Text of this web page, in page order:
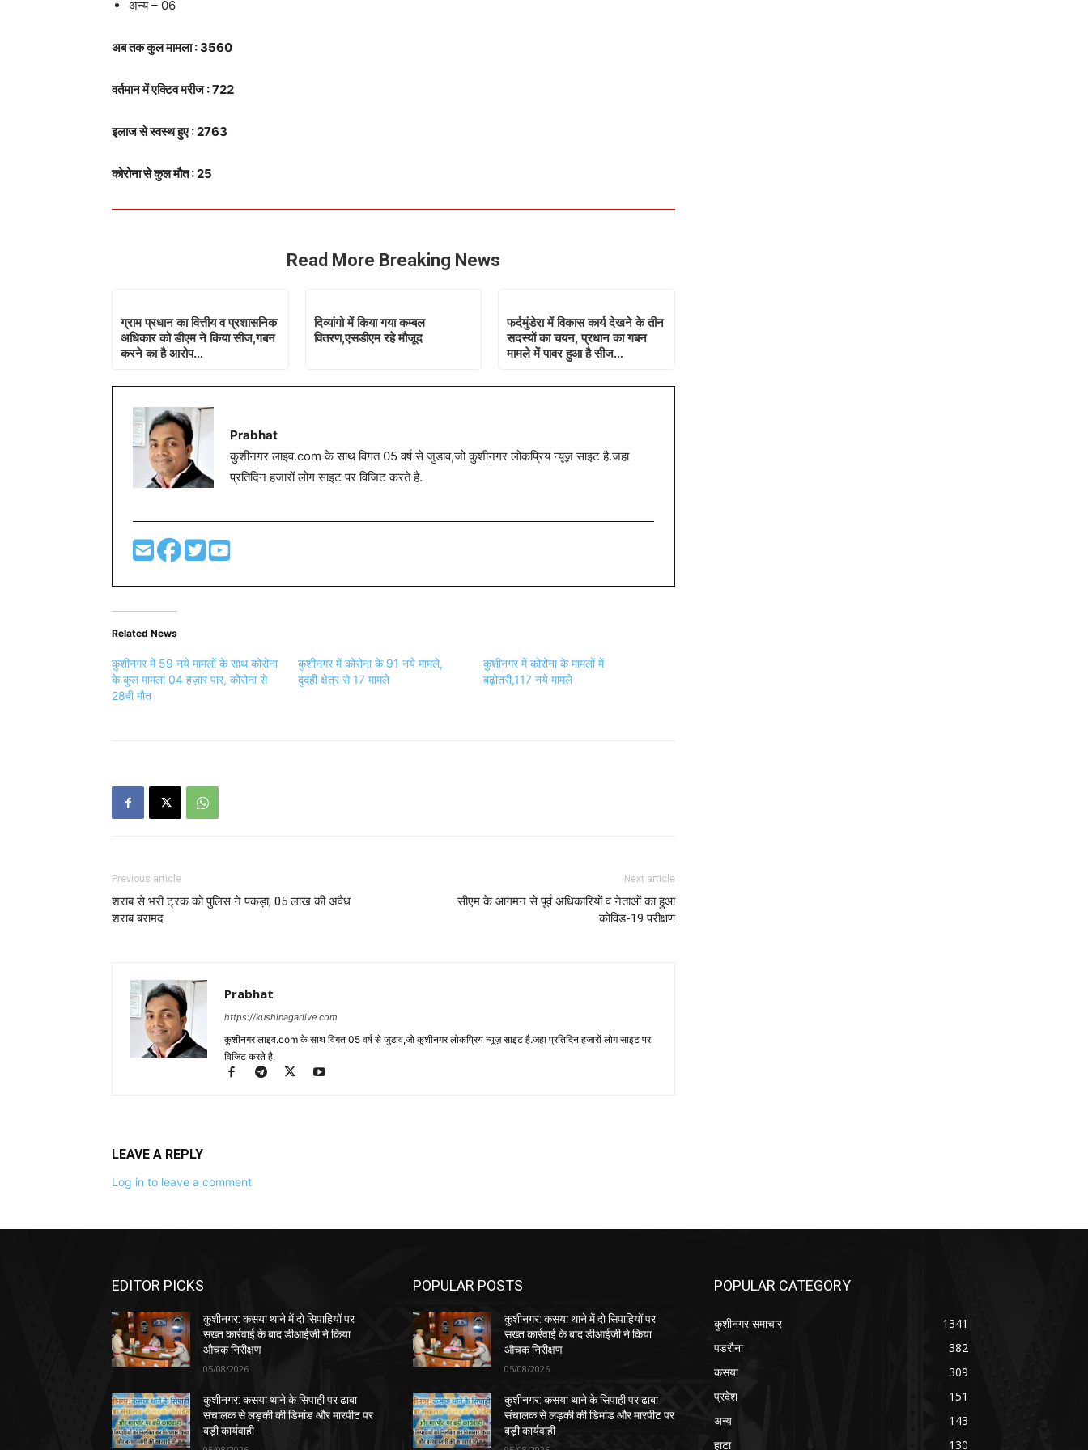
अन्य – 06
अब तक कुल मामला : 3560
वर्तमान में एक्टिव मरीज : 722
इलाज से स्वस्थ हुए : 2763
कोरोना से कुल मौत : 25
Read More Breaking News
ग्राम प्रधान का वित्तीय व प्रशासनिक
अधिकार को डीएम ने किया सीज,गबन
करने का है आरोप…
दिव्यांगो में किया गया कम्बल
वितरण,एसडीएम रहे मौजूद
फर्दमुंडेरा में विकास कार्य देखने के तीन
सदस्यों का चयन, प्रधान का गबन
मामले में पावर हुआ है सीज…
Prabhat
कुशीनगर लाइव.com के साथ विगत 05 वर्ष से जुडाव,जो कुशीनगर लोकप्रिय न्यूज़ साइट है.जहा
प्रतिदिन हजारों लोग साइट पर विजिट करते है.
Related News
कुशीनगर में 59 नये मामलों के साथ कोरोना
के कुल मामला 04 हज़ार पार, कोरोना से
28वी मौत
कुशीनगर में कोरोना के 91 नये मामले,
दुदही क्षेत्र से 17 मामले
कुशीनगर में कोरोना के मामलों में
बढ़ोतरी,117 नये मामले
Previous article
शराब से भरी ट्रक को पुलिस ने पकड़ा, 05 लाख की अवैध
शराब बरामद
Next article
सीएम के आगमन से पूर्व अधिकारियों व नेताओं का हुआ
कोविड-19 परीक्षण
Prabhat
https://kushinagarlive.com
कुशीनगर लाइव.com के साथ विगत 05 वर्ष से जुडाव,जो कुशीनगर लोकप्रिय न्यूज़ साइट है.जहा प्रतिदिन हजारों लोग साइट पर
विजिट करते है.
LEAVE A REPLY
Log in to leave a comment
EDITOR PICKS
कुशीनगर: कसया थाने में दो सिपाहियों पर
सख्त कार्रवाई के बाद डीआईजी ने किया
औचक निरीक्षण
05/08/2026
कुशीनगर: कसया थाने के सिपाही पर ढाबा
संचालक से लड़की की डिमांड और मारपीट पर
बड़ी कार्यवाही
POPULAR POSTS
कुशीनगर: कसया थाने में दो सिपाहियों पर
सख्त कार्रवाई के बाद डीआईजी ने किया
औचक निरीक्षण
05/08/2026
कुशीनगर: कसया थाने के सिपाही पर ढाबा
संचालक से लड़की की डिमांड और मारपीट पर
बड़ी कार्यवाही
POPULAR CATEGORY
कुशीनगर समाचार
1341
पडरौना
382
कसया
309
प्रदेश
151
अन्य
143
हाटा
130